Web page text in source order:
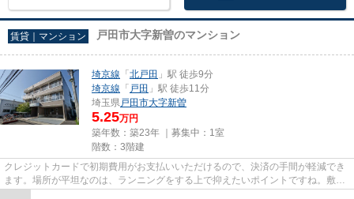
賃貸｜マンション 戸田市大字新曽のマンション
埼京線 「 北戸田 」駅 徒歩9分
埼京線 「 戸田 」駅 徒歩11分
埼玉県戸田市大字新曽
5.25万円
築年数：築23年 ｜募集中： 1室
階数：3階建
クレジットカードで初期費用がお支払いいただけるので、決済の手間が軽減でき
ます。場所が平坦なのは、ランニングをする上で抑えたいポイントですね。敷地